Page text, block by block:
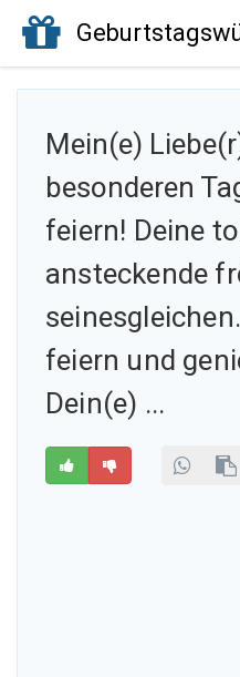
Mein(e)
besonderen
feiern! Deine
ansteckende
feiern und
Dein(e) ...